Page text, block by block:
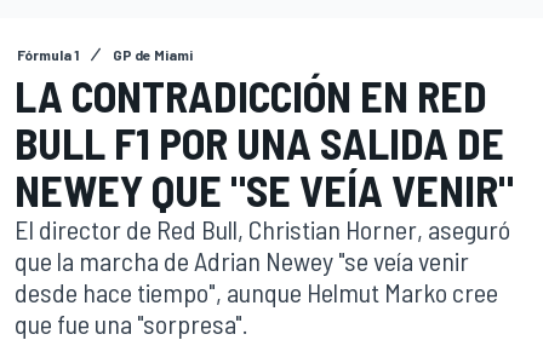
Fórmula 1 GP de Miami
LA CONTRADICCIÓN EN RED
BULL F1 POR UNA SALIDA DE
NEWEY QUE "SE VEÍA VENIR"
El director de Red Bull, Christian Horner, aseguró
que la marcha de Adrian Newey "se veía venir
desde hace tiempo", aunque Helmut Marko cree
que fue una "sorpresa".